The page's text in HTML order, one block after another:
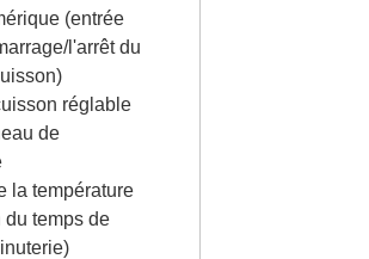
(entrée
l'arrêt du
réglable
de
la température
du temps de